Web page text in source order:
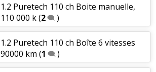
1.2 Puretech 110 ch Boite manuelle,
110 000 k(2 )
1.2 Puretech 110 ch Boîte 6 vitesses
90000 km (1 )